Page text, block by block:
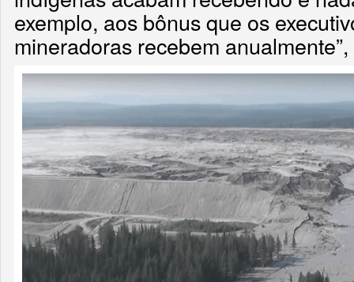
exemplo, aos bônus que os
mineradoras recebem